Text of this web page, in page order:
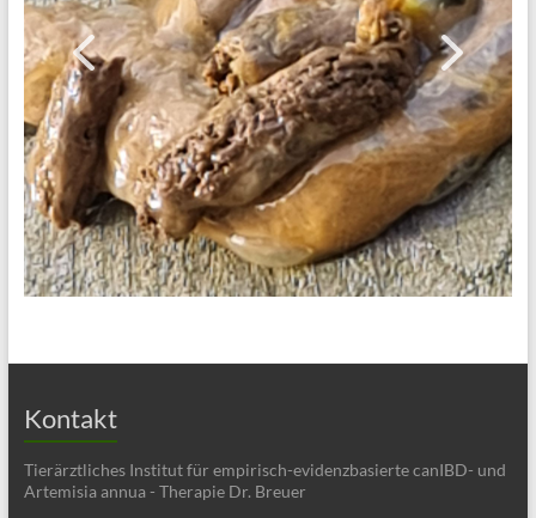
Kontakt
Tierärztliches Institut für empirisch-evidenzbasierte canIBD- und
Artemisia annua - Therapie Dr. Breuer